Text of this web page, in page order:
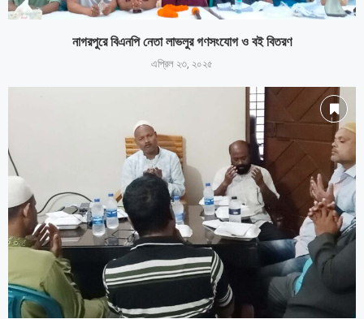
নাগরপুরে বিএনপি নেতা লাভলুর গণসংযোগ ও বই বিতরণ
এপ্রিল ২৩, ২০২৫